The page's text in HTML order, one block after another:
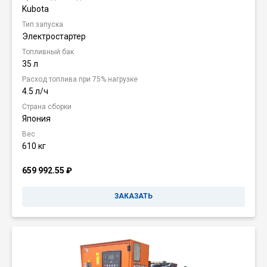
Kubota
Тип запуска
Электростартер
Топливный бак
35 л
Расход топлива при 75% нагрузке
4.5 л/ч
Страна сборки
Япония
Вес
610 кг
659 992.55 ₽
ЗАКАЗАТЬ